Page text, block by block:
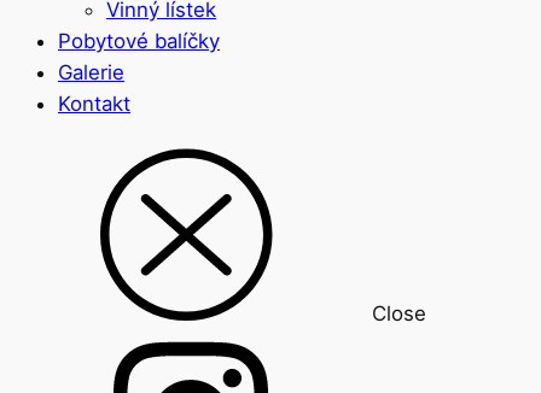
Vinný lístek
Pobytové balíčky
Galerie
Kontakt
Close